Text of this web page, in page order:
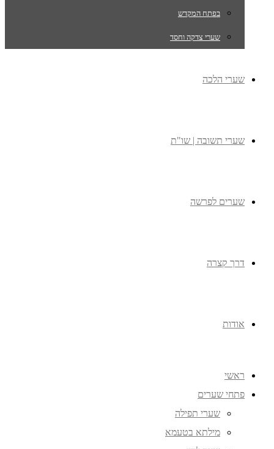
בפתח המקדש
שערי צדקה וחסד
שערי הלכה
שערי תשובה | שו"ת
שערים לפרשה
דרך קצרה
אודות
ראשי
פתחי שערים
שערי תפילה
מילתא בטעמא